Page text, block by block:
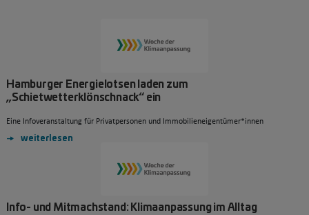
Hamburger Energielotsen laden zum
„Schietwetterklönschnack“ ein
Eine Infoveranstaltung für Privatpersonen und Immobilieneigentümer*innen
weiterlesen
Info- und Mitmachstand: Klimaanpassung im Alltag